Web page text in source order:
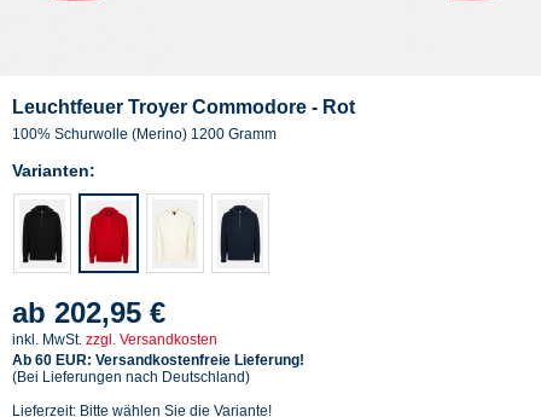
Leuchtfeuer Troyer Commodore - Rot
100% Schurwolle (Merino) 1200 Gramm
Varianten:
ab 202,95 €
inkl. MwSt. zzgl. Versandkosten
Ab 60 EUR: Versandkostenfreie Lieferung!
(Bei Lieferungen nach Deutschland)
Lieferzeit: Bitte wählen Sie die Variante!